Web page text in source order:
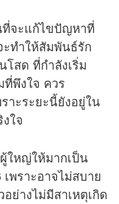
จะแก้ไขปัญหาที่
ทำให้สัมพันธ์รัก
สด ที่กำลังเริ่ม
พึงใจ ควร
าะระยะนี้ยังอยู่ใน
ใจ
หญ่ให้มากเป็น
พราะอาจไม่สบาย
างไม่มีสาเหตุเกิด